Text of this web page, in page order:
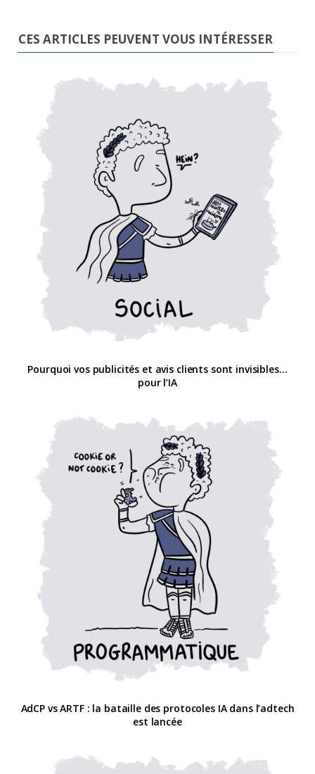
CES ARTICLES PEUVENT VOUS INTÉRESSER
Pourquoi vos publicités et avis clients sont invisibles…
pour l’IA
AdCP vs ARTF : la bataille des protocoles IA dans l’adtech
est lancée